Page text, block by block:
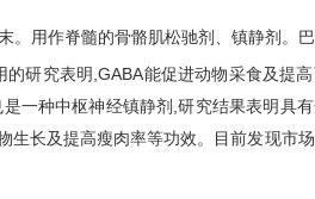
。用作脊髓的骨骼肌松驰剂、镇静剂。
的研究表明 ,GABA能促进动物采食及提高
一种中枢神经镇静剂 ,研究结果表明具
生长及提高瘦肉率等功效。目前发现市